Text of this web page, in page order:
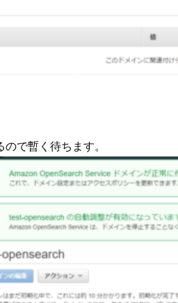
で暫く待ちます。